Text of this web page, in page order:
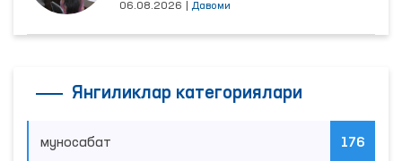
06.08.2026 Давоми
Янгиликлар категориялари
муносабат 176